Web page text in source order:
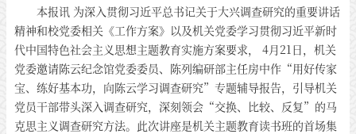
本报讯 为深入贯彻习近平总书记关于大兴调查研究的重要讲话
精神和校党委相关《工作方案》以及机关党委学习贯彻习近平新时
代中国特色社会主义思想主题教育实施方案要求， 4月21日，机关
党委邀请陈云纪念馆党委委员、陈列编研部主任房中作“用好传家
宝、练好基本功，向陈云学习调查研究”专题辅导报告，引导机关
党员干部带头深入调查研究，深刻领会“交换、比较、反复”的马
克思主义调查研究方法。此次讲座是机关主题教育读书班的首场集